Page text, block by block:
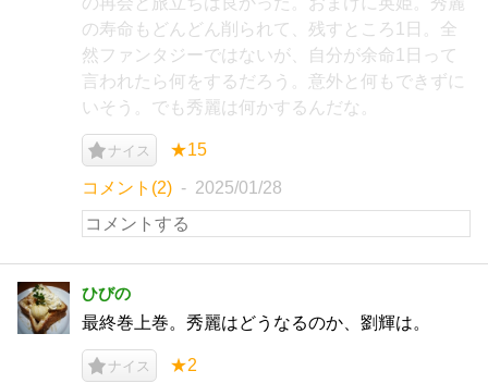
の寿命もどんどん削られて、残すところ1日。全
然ファンタジーではないが、自分が余命1日って
言われたら何をするだろう。意外と何もできずに
いそう。でも秀麗は何かするんだな。
ナイス ★15
コメント(2) 2025/01/28
ひびの
最終巻上巻。秀麗はどうなるのか、劉輝は。
ナイス ★2